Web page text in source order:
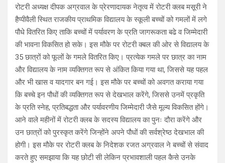
रोटरी अध्यक्ष दीपक अग्रवाल के प्रेरणादायक नेतृत्व में रोटरी क्लब मसूरी ने
हैप्पीवैली स्थित राजकीय प्राथमिक विद्यालय के स्कूली बच्चों को गमलों में लगे
पौधे वितरित किए ताकि बच्चों में पर्यावरण के प्रति जागरूकता बढे व जिम्मेदारी
की भावना विकसित हो सके। इस मौके पर रोटरी क्बल की ओर से विद्यालय के
35 छात्रों को फूलों के गमले वितरित किए। प्रत्येक गमले पर छात्र का नाम
और विद्यालय के नाम व्यक्तिगत रूप से अंकित किया गया था, जिससे यह पहल
और भी खास व यादगार बन गई। इस मौके पर बच्चों को अवगत कराया गया
कि बच्चे इन पौधों की व्यक्तिगत रूप से देखभाल करेंगे, जिससे उनमें प्रकृति
के प्रति स्नेह, प्रतिबद्धता और पर्यावरणीय जिम्मेदारी जैसे मूल्य विकसित होंगे।
आने वाले महीनों में रोटरी क्लब के सदस्य विद्यालय का पुनः दौरा करेंगे और
उन छात्रों को पुरस्कृत करेंगे जिन्होंने अपने पौधों की सर्वश्रेष्ठ देखभाल की
होगी। इस मौके पर रोटरी क्लब के निदेशक रजत अग्रवाल ने बच्चों से संवाद
करते हुए समझाया कि यह छोटी सी लेकिन प्रभावशाली पहल कैसे उनके